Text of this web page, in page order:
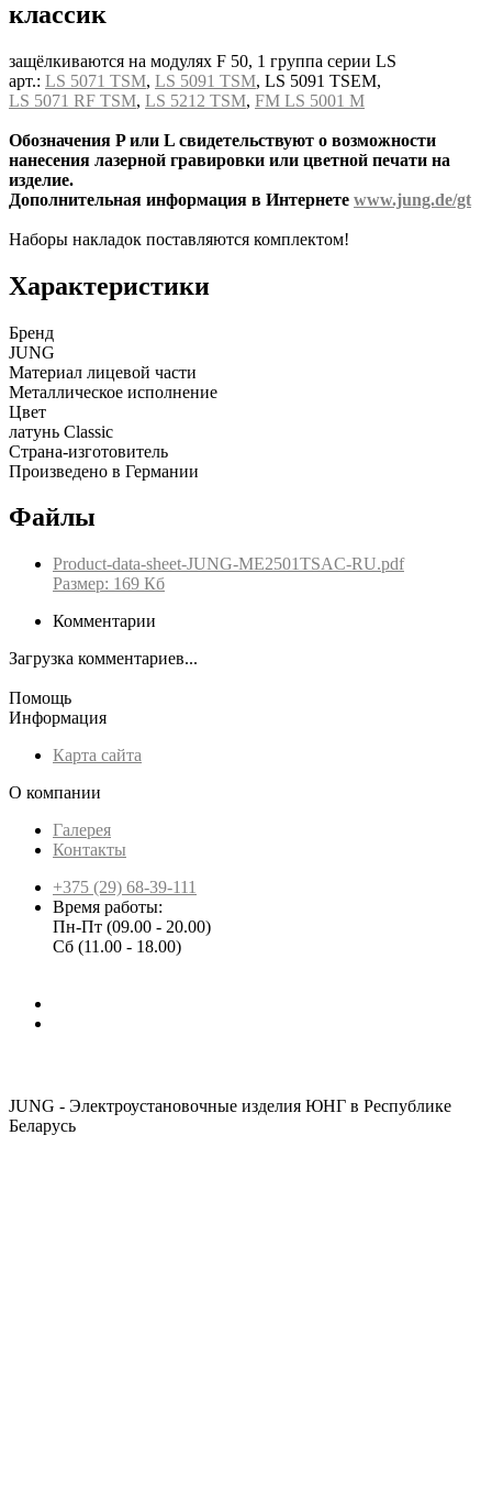
классик
защёлкиваются на модулях F 50, 1 группа серии LS
арт.: LS 5071 TSM, LS 5091 TSM, LS 5091 TSEM,
LS 5071 RF TSM, LS 5212 TSM, FM LS 5001 M
Обозначения P или L свидетельствуют о возможности
нанесения лазерной гравировки или цветной печати на
изделие.
Дополнительная информация в Интернете www.jung.de/gt
Наборы накладок поставляются комплектом!
Характеристики
Бренд
JUNG
Материал лицевой части
Металлическое исполнение
Цвет
латунь Classic
Страна-изготовитель
Произведено в Германии
Файлы
Product-data-sheet-JUNG-ME2501TSAC-RU.pdf
Размер: 169 Кб
Комментарии
Загрузка комментариев...
Помощь
Информация
Карта сайта
О компании
Галерея
Контакты
+375 (29) 68-39-111
Время работы:
Пн-Пт (09.00 - 20.00)
Сб (11.00 - 18.00)
JUNG - Электроустановочные изделия ЮНГ в Республике
Беларусь